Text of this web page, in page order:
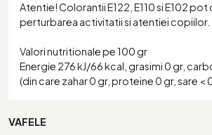
Atentie! Colorantii E122, E110 si E102 pot
perturbarea activitatii si atentiei copiilor.
Valori nutritionale pe 100 gr
Energie 276 kJ/66 kcal, grasimi 0 gr,
(din care zahar 0 gr, proteine 0 gr, sare <
VAFELE